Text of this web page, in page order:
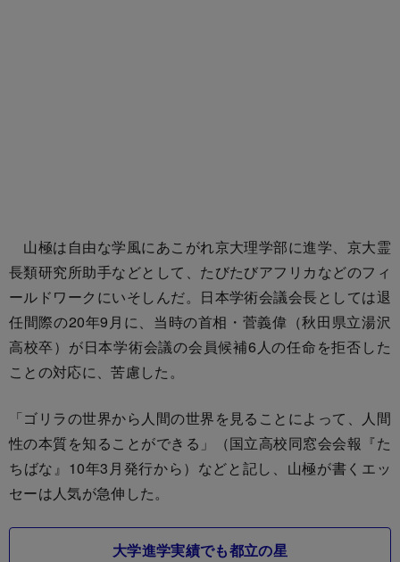
山極は自由な学風にあこがれ京大理学部に進学、京大霊
長類研究所助手などとして、たびたびアフリカなどのフィ
ールドワークにいそしんだ。日本学術会議会長としては退
任間際の20年9月に、当時の首相・菅義偉（秋田県立湯沢
高校卒）が日本学術会議の会員候補6人の任命を拒否した
ことの対応に、苦慮した。
「ゴリラの世界から人間の世界を見ることによって、人間
性の本質を知ることができる」（国立高校同窓会会報『た
ちばな』10年3月発行から）などと記し、山極が書くエッ
セーは人気が急伸した。
大学進学実績でも都立の星